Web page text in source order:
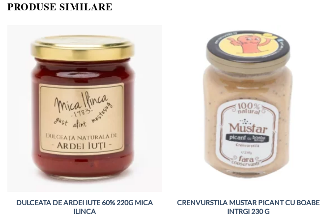
PRODUSE SIMILARE
DULCEATA DE ARDEI IUTE 60% 220G MICA
ILINCA
CRENVURSTILA MUSTAR PICANT CU BOABE
INTRGI 230 G